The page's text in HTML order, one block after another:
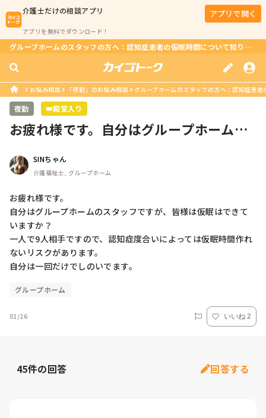
介護士だけの相談アプリ
アプリを無料でダウンロード！
アプリで開く
グループホームのスタッフの方へ：認知症患者の仮眠時間について知りたい？
お悩み相談 「夜勤」のお悩み相談 グループホームのスタッフの方へ：認知症患
夜勤 👑殿堂入り
お疲れ様です。自分はグループホームの
SINちゃん
介護福祉士, グループホーム
お疲れ様です。
自分はグループホームのスタッフですが、皆様は仮眠はできて
いますか？
一人で9人相手ですので、認知症度合いによっては仮眠時間作れ
ないリスクがあります。
自分は一回だけでしのいでます。
グループホーム
01/26 いいね 2
45件の回答 回答する